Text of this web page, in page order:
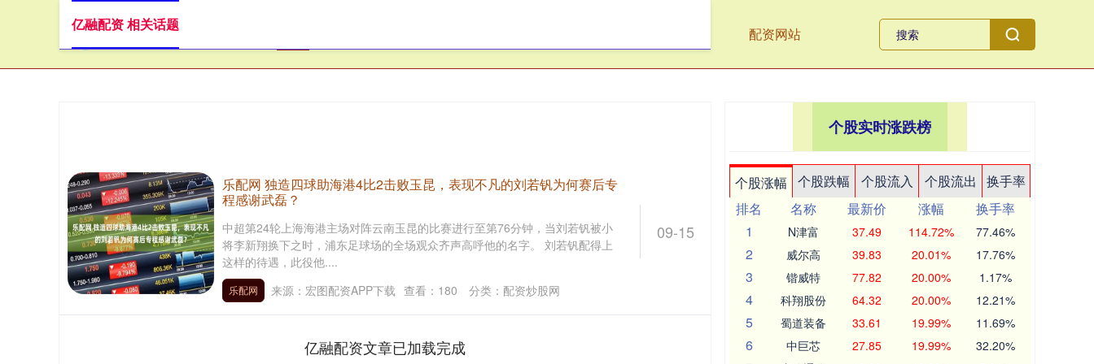
配资网站
亿融配资 相关话题
09-15
乐配网 独造四球助海港4比2击败玉昆，表现不凡的刘若钒为何赛后专
程感谢武磊？
中超第24轮上海海港主场对阵云南玉昆的比赛进行至第76分钟，当刘若钒被小
将李新翔换下之时，浦东足球场的全场观众齐声高呼他的名字。 刘若钒配得上
这样的待遇，此役他....
乐配网 来源：宏图配资APP下载 查看： 180 分类： 配资炒股网
亿融配资文章已加载完成
个股实时涨跌榜
个股涨幅 个股跌幅 个股流入 个股流出
换手率
排名
名称 最新价 涨幅
换手率
1
N津富 37.49 114.72% 77.46%
2 威尔高 39.83 20.01% 17.76%
3 锴威特 77.82 20.00% 1.17%
4 科翔股份 64.32 20.00% 12.21%
5 蜀道装备 33.61 19.99% 11.69%
6 中巨芯 27.85 19.99% 32.20%